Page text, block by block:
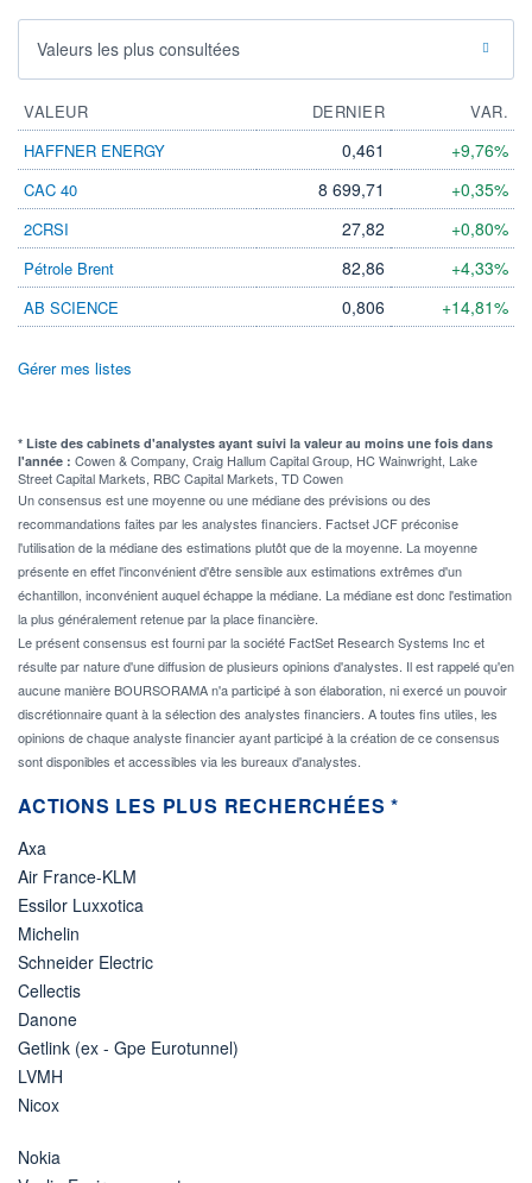
Valeurs les plus consultées
VALEUR DERNIER
VAR.
HAFFNER ENERGY
0,461 +9,76%
CAC 40 8 699,71 +0,35%
2CRSI 27,82 +0,80%
Pétrole Brent 82,86 +4,33%
AB SCIENCE 0,806 +14,81%
Gérer mes listes
* Liste des cabinets d'analystes ayant suivi la valeur au moins une fois dans
l'année : Cowen & Company, Craig Hallum Capital Group, HC Wainwright, Lake
Street Capital Markets, RBC Capital Markets, TD Cowen
Un consensus est une moyenne ou une médiane des prévisions ou des
recommandations faites par les analystes financiers. Factset JCF préconise
l'utilisation de la médiane des estimations plutôt que de la moyenne. La moyenne
présente en effet l'inconvénient d'être sensible aux estimations extrêmes d'un
échantillon, inconvénient auquel échappe la médiane. La médiane est donc l'estimation
la plus généralement retenue par la place financière.
Le présent consensus est fourni par la société FactSet Research Systems Inc et
résulte par nature d'une diffusion de plusieurs opinions d'analystes. Il est rappelé qu'en
aucune manière BOURSORAMA n'a participé à son élaboration, ni exercé un pouvoir
discrétionnaire quant à la sélection des analystes financiers. A toutes fins utiles, les
opinions de chaque analyste financier ayant participé à la création de ce consensus
sont disponibles et accessibles via les bureaux d'analystes.
ACTIONS LES PLUS RECHERCHÉES *
Axa
Air France-KLM
Essilor Luxxotica
Michelin
Schneider Electric
Cellectis
Danone
Getlink (ex - Gpe Eurotunnel)
LVMH
Nicox
Nokia